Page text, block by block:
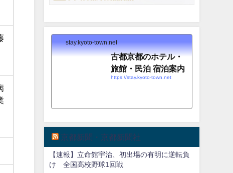
stay.kyoto-town.net
古都京都のホテル・
旅館・民泊 宿泊案内
https://stay.kyoto-town.net
京都新聞・京都新聞社
【速報】立命館宇治、初出場の有明に逆転負
け 全国高校野球1回戦